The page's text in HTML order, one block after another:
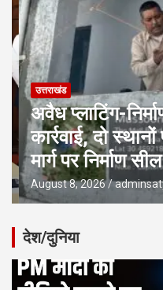
उत्तराखंड
अवैध प्लाटिंग-
कार्रवाई, दो
मार्ग पर निर्माण सील
August 8, 2026
देश/दुनिया